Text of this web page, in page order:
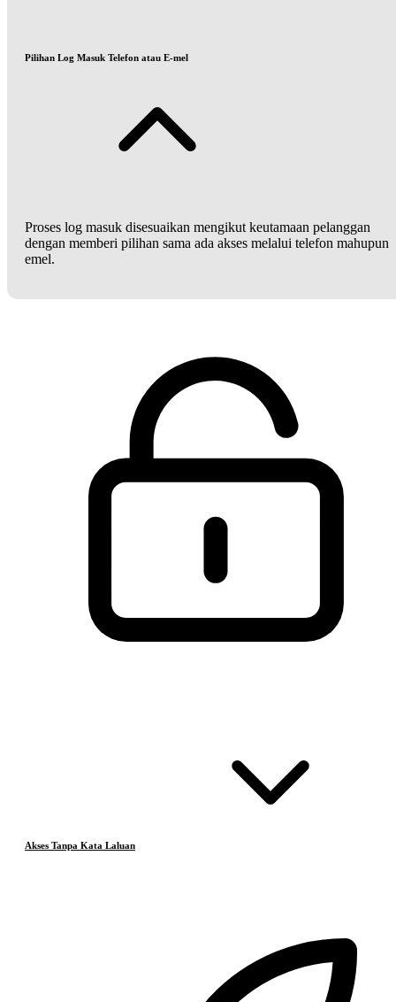
Pilihan Log Masuk Telefon atau E-mel
Proses log masuk disesuaikan mengikut keutamaan pelanggan
dengan memberi pilihan sama ada akses melalui telefon mahupun
emel.
Akses Tanpa Kata Laluan